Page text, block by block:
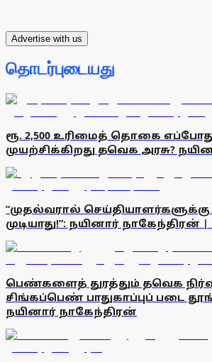
Advertise with us
தொடர்புடையது
ரூ. 2,500 உரிமைத் தொகை
முயற்சிக்கிறது தவெக அரசு?
”முதல்வரால்
முடியாது!”: நயினார் நாகேந்திரன் |
பெண்களைத் துரத்தும் தவெக
சிங்கப்பெண் பாதுகாப்புப் படை
நயினார் நாகேந்திரன்